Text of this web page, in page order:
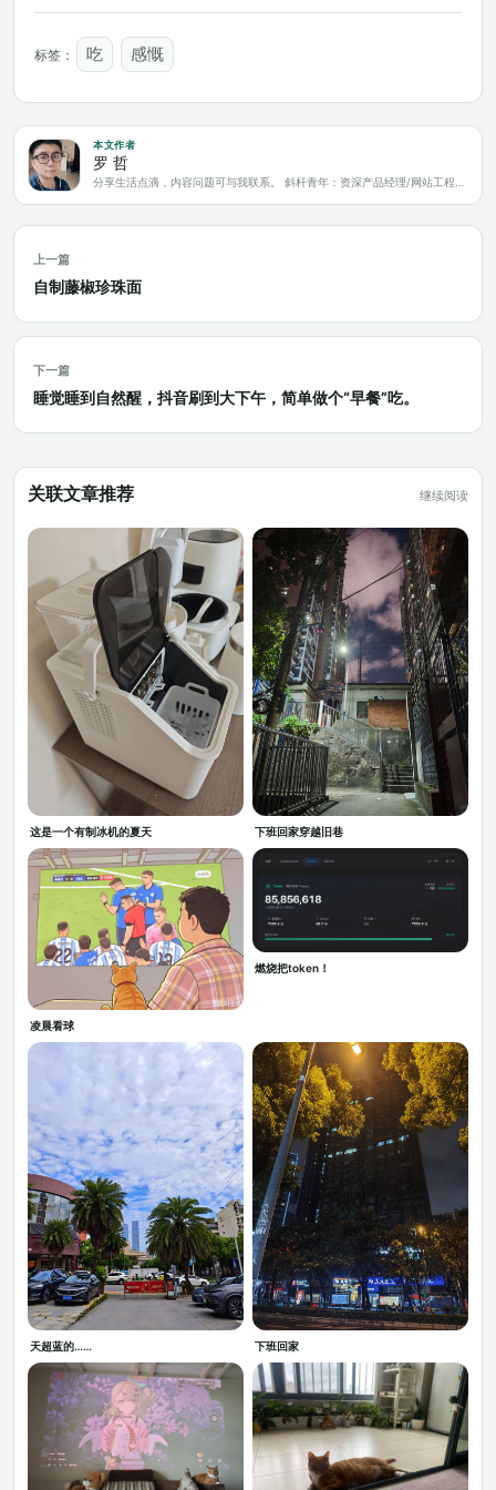
标签： 吃 感慨
本文作者
罗 哲
上一篇
自制藤椒珍珠面
下一篇
睡觉睡到自然醒，抖音刷到大下午，简单做个“早餐”吃。
关联文章推荐 继续阅读
这是一个有制冰机的夏天 下班回家穿越旧巷
凌晨看球
燃烧把token！
天超蓝的…… 下班回家